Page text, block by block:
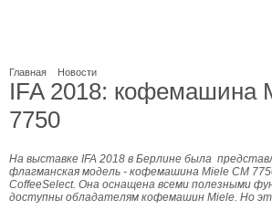
Главная Новости
IFA 2018: кофемашина
7750
На выставке IFA 2018 в Берлине была
флагманская модель - кофемашина Miele CM
CoffeeSelect. Она оснащена всеми полезными
доступны обладателям кофемашин Miele. Но